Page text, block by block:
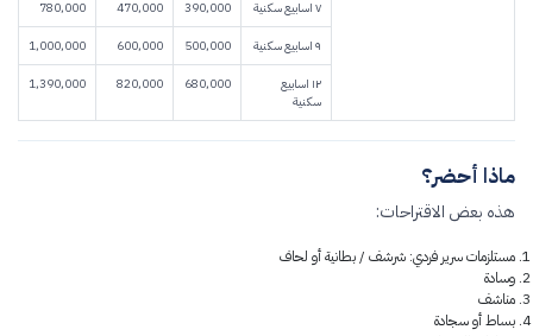
٧ اسابيع سكنية 390,000
470,000
780,000
٩ اسابيع سكنية 500,000
600,000
1,000,000
١٢ اسابيع
سكنية
680,000
820,000
1,390,000
ماذا أحضر؟
هذه بعض الاقتراحات:
مستلزمات سرير فردي: شرشف / بطانية أو لحاف
وسادة
مناشف
بساط أو سجادة